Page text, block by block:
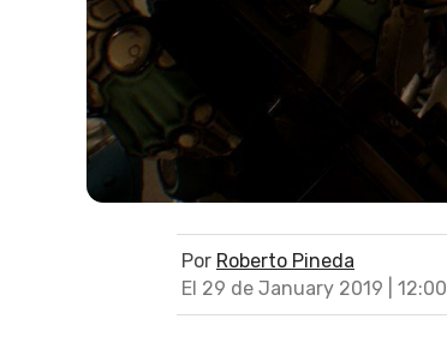
Por Roberto Pineda
El 29 de January 2019 | 12:00